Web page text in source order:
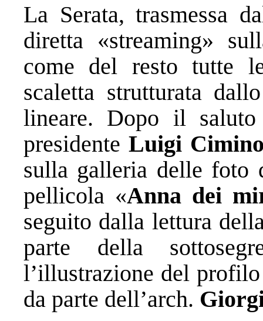
La Serata, trasmessa
diretta «streaming»
come del resto tutte
scaletta strutturata
lineare. Dopo il
presidente Luigi
sulla galleria delle foto
pellicola «Anna dei
seguito dalla lettura
parte della
l’illustrazione del
da parte dell’arch.